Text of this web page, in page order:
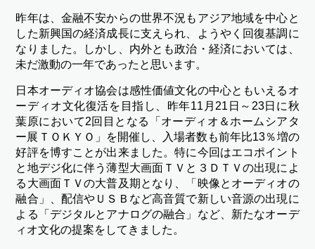
昨年は、金融不安からの世界不況もアジア地域を中心と
した新興国の経済成長に支えられ、ようやく回復基調に
なりました。しかし、内外とも政治・経済においては、
未だ激動の一年であったと思います。
日本オーディオ協会は感性価値文化の中心ともいえるオ
ーディオ文化復活を目指し、昨年11月21日～23日に秋
葉原において2回目となる「オーディオ＆ホームシアタ
ー展ＴＯＫＹＯ」を開催し、入場者数も前年比13％増の
好評を博すことが出来ました。特に今回はエコポイント
と地デジ化に伴う薄型大画面ＴＶと３ＤＴＶの出現によ
る大画面ＴＶの大普及期となり、「映像とオーディオの
融合」、配信やＵＳＢなど高音質で新しい音源の出現に
よる「デジタルとアナログの融合」など、新たなオーデ
ィオ文化の提案をしてきました。